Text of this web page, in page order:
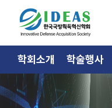
학회소개 학술행사